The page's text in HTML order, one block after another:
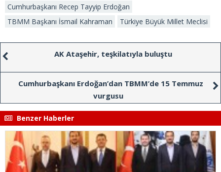
Cumhurbaşkanı Recep Tayyip Erdoğan
TBMM Başkanı İsmail Kahraman
Türkiye Büyük Millet Meclisi
AK Ataşehir, teşkilatıyla buluştu
Cumhurbaşkanı Erdoğan’dan TBMM’de 15 Temmuz
vurgusu
Benzer Haberler